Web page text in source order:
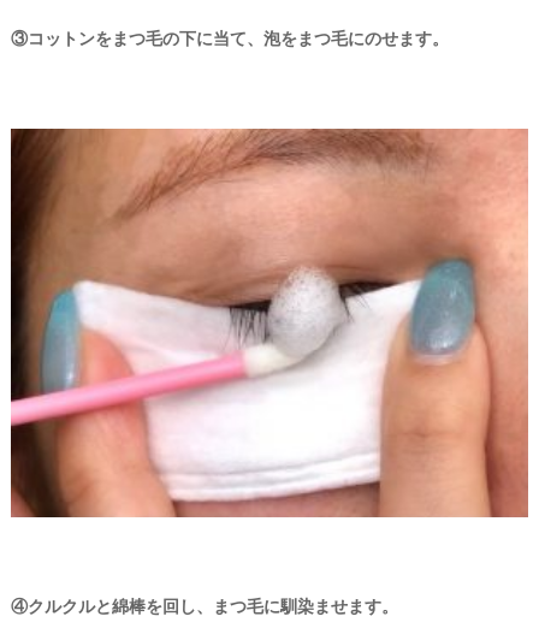
③コットンをまつ毛の下に当て、泡をまつ毛にのせます。
④クルクルと綿棒を回し、まつ毛に馴染ませます。